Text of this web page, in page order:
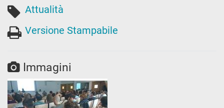
Attualità
Versione Stampabile
Immagini